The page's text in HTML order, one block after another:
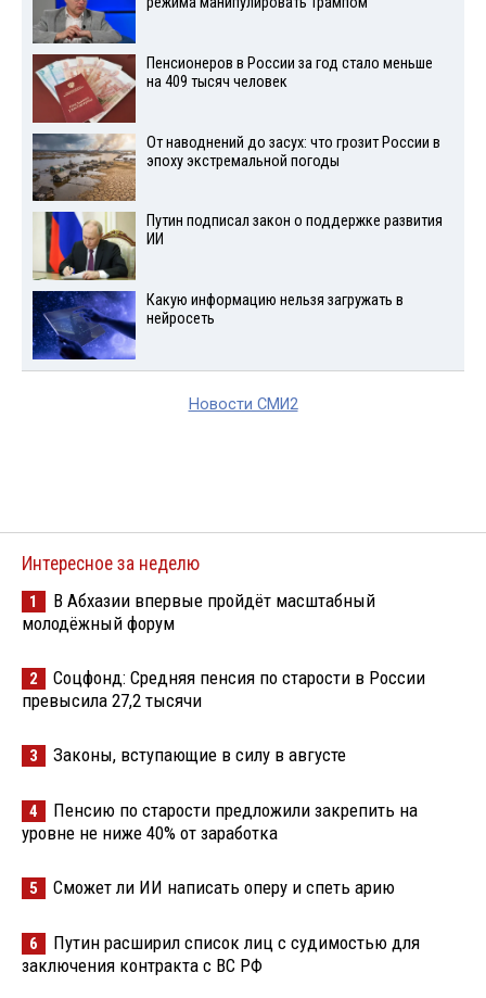
Пенсионеров в России за год стало меньше
на 409 тысяч человек
От наводнений до засух: что грозит России в
эпоху экстремальной погоды
Путин подписал закон о поддержке развития
ИИ
Какую информацию нельзя загружать в
нейросеть
Новости СМИ2
Интересное за неделю
1
В Абхазии впервые пройдёт масштабный
молодёжный форум
2
Соцфонд: Средняя пенсия по старости в России
превысила 27,2 тысячи
3 Законы, вступающие в силу в августе
4
Пенсию по старости предложили закрепить на
уровне не ниже 40% от заработка
5 Сможет ли ИИ написать оперу и спеть арию
6
Путин расширил список лиц с судимостью для
заключения контракта с ВС РФ